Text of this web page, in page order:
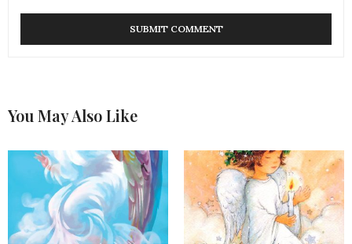
You May Also Like